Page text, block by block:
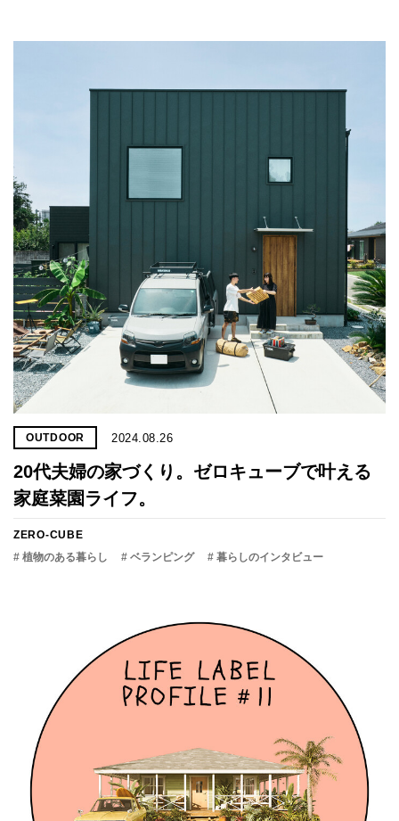
OUTDOOR 2024.08.26
20代夫婦の家づくり。ゼロキューブで叶える
家庭菜園ライフ。
ZERO-CUBE
# 植物のある暮らし
# ベランピング # 暮らしのインタビュー